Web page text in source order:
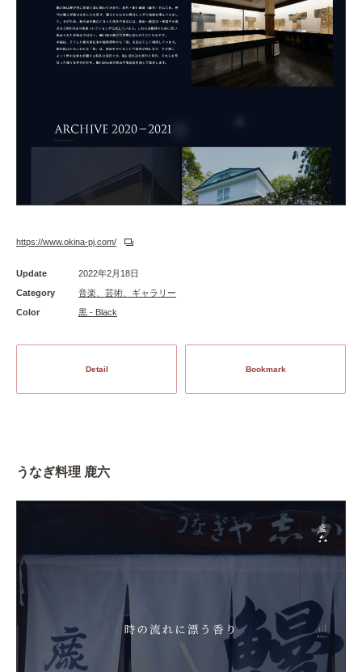
https://www.okina-pj.com/
Update
2022年2月18日
Category
音楽、芸術、ギャラリー
Color
黒 - Black
Detail Bookmark
うなぎ料理 鹿六